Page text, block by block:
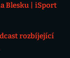
Blesku
iSport
rozbíjející